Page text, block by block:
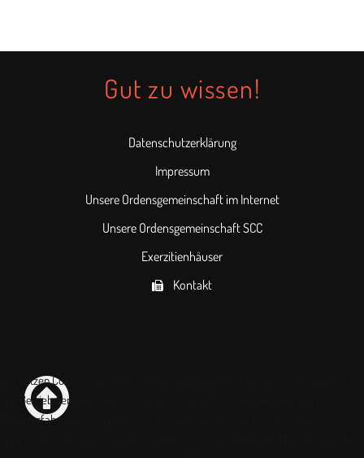
Gut zu wissen!
Datenschutzerklärung
Impressum
Unsere Ordensgemeinschaft im Internet
Unsere Ordensgemeinschaft SCC
Exerzitienhäuser
Kontakt
Wir nutzen Cookies auf unserer Website. Einige von ihnen sind essenziell für
den Betrieb der Seite, während andere uns helfen, diese Website und die
Nutzererfahrung zu verbessern (Tracking Cookies). Sie können selbst